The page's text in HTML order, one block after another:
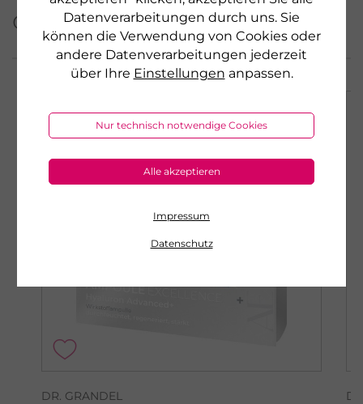
Datenverarbeitungen durch uns. Sie
können die Verwendung von Cookies oder
andere Datenverarbeitungen jederzeit
über Ihre Einstellungen anpassen.
Nur technisch notwendige Cookies
Alle akzeptieren
Impressum
Datenschutz
dieser Serie
AKTION
DR. GRANDEL